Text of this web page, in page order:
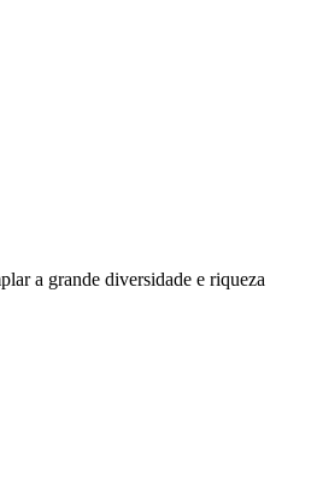
a grande diversidade e riqueza